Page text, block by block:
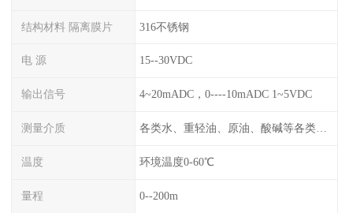
结构材料 隔离膜片 316不锈钢
电 源 15--30VDC
输出信号 4~20mADC，0----10mADC 1~5VDC
测量介质 各类水、重轻油、原油、酸碱等各类腐蚀液
温度 环境温度0-60℃
量程 0--200m